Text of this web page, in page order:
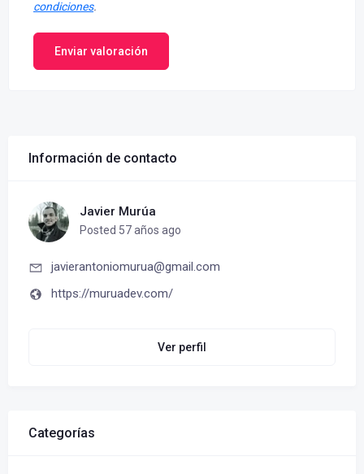
condiciones.
Enviar valoración
Información de contacto
Javier Murúa
Posted 57 años ago
javierantoniomurua@gmail.com
https://muruadev.com/
Ver perfil
Categorías